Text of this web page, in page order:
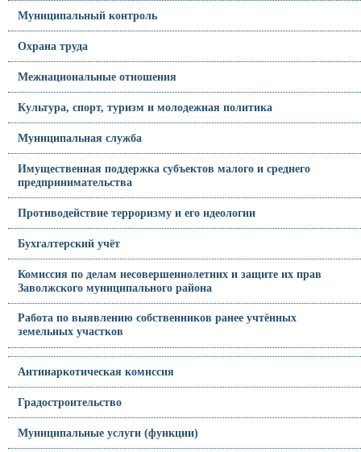
Муниципальный контроль
Охрана труда
Межнациональные отношения
Культура, спорт, туризм и молодежная политика
Муниципальная служба
Имущественная поддержка субъектов малого и среднего
предпринимательства
Противодействие терроризму и его идеологии
Бухгалтерский учёт
Комиссия по делам несовершеннолетних и защите их прав
Заволжского муниципального района
Работа по выявлению собственников ранее учтённых
земельных участков
Антинаркотическая комиссия
Градостроительство
Муниципальные услуги (функции)